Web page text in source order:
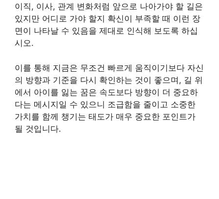
이직, 이사, 관계 변화처럼 앞으로 나아가야 할 길은
있지만 어디로 가야 할지 확신이 부족할 때 이런 장
면이 나타날 수 있음을 제대로 인식해 보도록 하십
시오.
이를 통해 지금은 무조건 빠르게 움직이기보다 자신
의 방향과 기준을 다시 확인하는 것이 좋으며, 길 위
에서 아이를 잃는 꿈은 속도보다 방향이 더 중요하
다는 메시지일 수 있으니 조급함을 줄이고 소중한
가치를 함께 챙기는 태도가 매우 중요한 포인트가
될 것입니다.